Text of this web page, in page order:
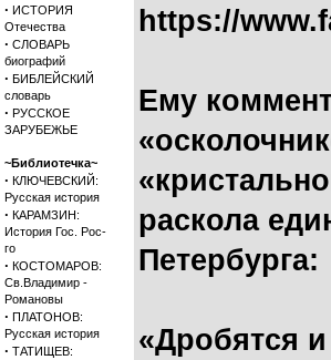
· ИСТОРИЯ
Отечества
· СЛОВАРЬ
биографий
· БИБЛЕЙСКИЙ
словарь
· РУССКОЕ
ЗАРУБЕЖЬЕ
~Библиотечка~
· КЛЮЧЕВСКИЙ:
Русская история
· КАРАМЗИН:
История Гос. Рос-
го
· КОСТОМАРОВ:
Св.Владимир -
Романовы
· ПЛАТОНОВ:
Русская история
· ТАТИЩЕВ:
https://
Ему
раскола
Петербурга:
«Дробятся